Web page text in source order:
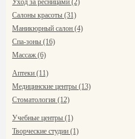
Уход за ресницами (2)
Салоны красоты (31)
Маникюрный салон (4)
Спа-зоны (16)
Массаж (6)
Аптеки (11)
Медицинские центры (13)
Стоматология (12)
Учебные центры (1)
Творческие студии (1)